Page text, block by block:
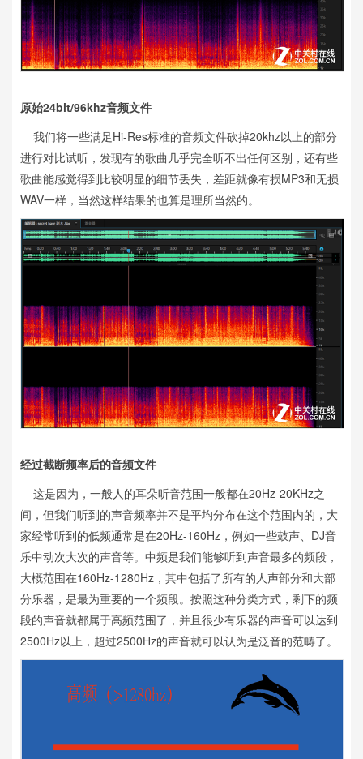
原始24bit/96khz音频文件
我们将一些满足Hi-Res标准的音频文件砍掉20khz以上的部分
进行对比试听，发现有的歌曲几乎完全听不出任何区别，还有些
歌曲能感觉得到比较明显的细节丢失，差距就像有损MP3和无损
WAV一样，当然这样结果的也算是理所当然的。
经过截断频率后的音频文件
这是因为，一般人的耳朵听音范围一般都在20Hz-20KHz之
间，但我们听到的声音频率并不是平均分布在这个范围内的，大
家经常听到的低频通常是在20Hz-160Hz，例如一些鼓声、DJ音
乐中动次大次的声音等。中频是我们能够听到声音最多的频段，
大概范围在160Hz-1280Hz，其中包括了所有的人声部分和大部
分乐器，是最为重要的一个频段。按照这种分类方式，剩下的频
段的声音就都属于高频范围了，并且很少有乐器的声音可以达到
2500Hz以上，超过2500Hz的声音就可以认为是泛音的范畴了。